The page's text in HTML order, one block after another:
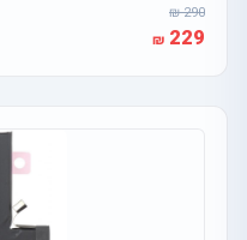
290
229